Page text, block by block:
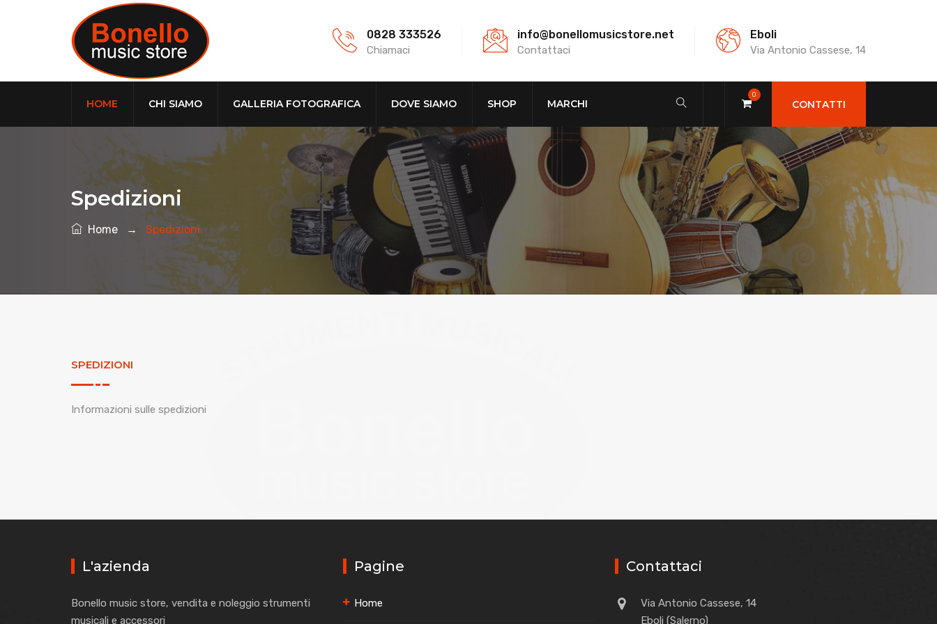
0828 333526
Chiamaci
info@bonellomusicstore.net
Contattaci
Eboli
Via Antonio Cassese, 14
CONTATTI
0
HOME CHI SIAMO GALLERIA FOTOGRAFICA DOVE SIAMO SHOP MARCHI
Spedizioni
Home → Spedizioni
SPEDIZIONI
Informazioni sulle spedizioni
L'azienda
Bonello music store, vendita e noleggio strumenti
musicali e accessori
Pagine
Home
Contattaci
Via Antonio Cassese, 14
Eboli (Salerno)